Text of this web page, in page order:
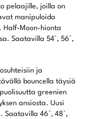
pelaajille, joilla on
manipuloida
Half-Moon-hionta
Saatavilla 54°, 56°,
ja
bouncella täysiä
greenien
ansiosta. Uusi
Saatavilla 46°, 48°,